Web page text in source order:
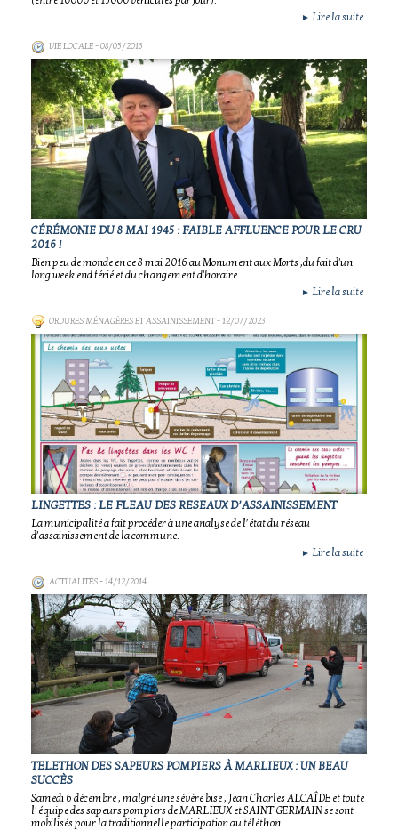
► Lire la suite
VIE LOCALE- 08/05/2016
CÉRÉMONIE DU 8 MAI 1945 : FAIBLE AFFLUENCE POUR LE CRU
2016 !
Bien peu de monde en ce 8 mai 2016 au Monument aux Morts ,du fait d'un
long week end férié et du changement d'horaire..
► Lire la suite
ORDURES MÉNAGÈRES ET ASSAINISSEMENT- 12/07/2023
LINGETTES : LE FLEAU DES RESEAUX D’ASSAINISSEMENT
La municipalité a fait procéder à une analyse de l’état du réseau
d’assainissement de la commune.
► Lire la suite
ACTUALITÉS- 14/12/2014
TELETHON DES SAPEURS POMPIERS À MARLIEUX : UN BEAU
SUCCÈS
Samedi 6 décembre , malgré une sévère bise , Jean Charles ALCAÎDE et toute
l' équipe des sapeurs pompiers de MARLIEUX et SAINT GERMAIN se sont
mobilisés pour la traditionnelle participation au téléthon.